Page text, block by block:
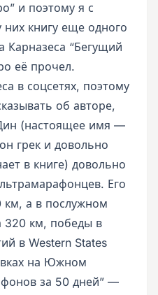
и поэтому я с
них книгу еще одного
Карназеса “Бегущий
её прочел.
в соцсетях, поэтому
об авторе,
(настоящее имя —
грек и довольно
в книге) довольно
Его
км, а в послужном
320 км, победы в
в Western States
на Южном
за 50 дней” —